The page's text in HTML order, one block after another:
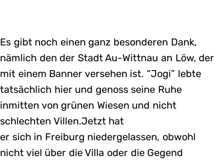
Es gibt noch einen ganz besonderen Dank,
nämlich den der Stadt Au-Wittnau an Löw, der
mit einem Banner versehen ist. “Jogi” lebte
tatsächlich hier und genoss seine Ruhe
inmitten von grünen Wiesen und nicht
schlechten Villen.Jetzt hat
er sich in Freiburg niedergelassen, obwohl
nicht viel über die Villa oder die Gegend